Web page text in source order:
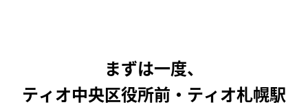
まずは一度、
ティオ中央区役所前・ティオ札幌駅